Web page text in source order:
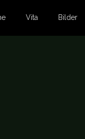
Vita Bilder